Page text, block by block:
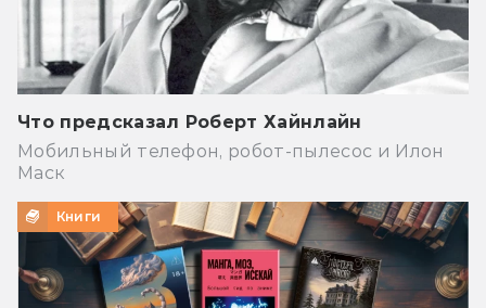
Что предсказал Роберт Хайнлайн
Мобильный телефон, робот-пылесос и Илон
Маск
Книги